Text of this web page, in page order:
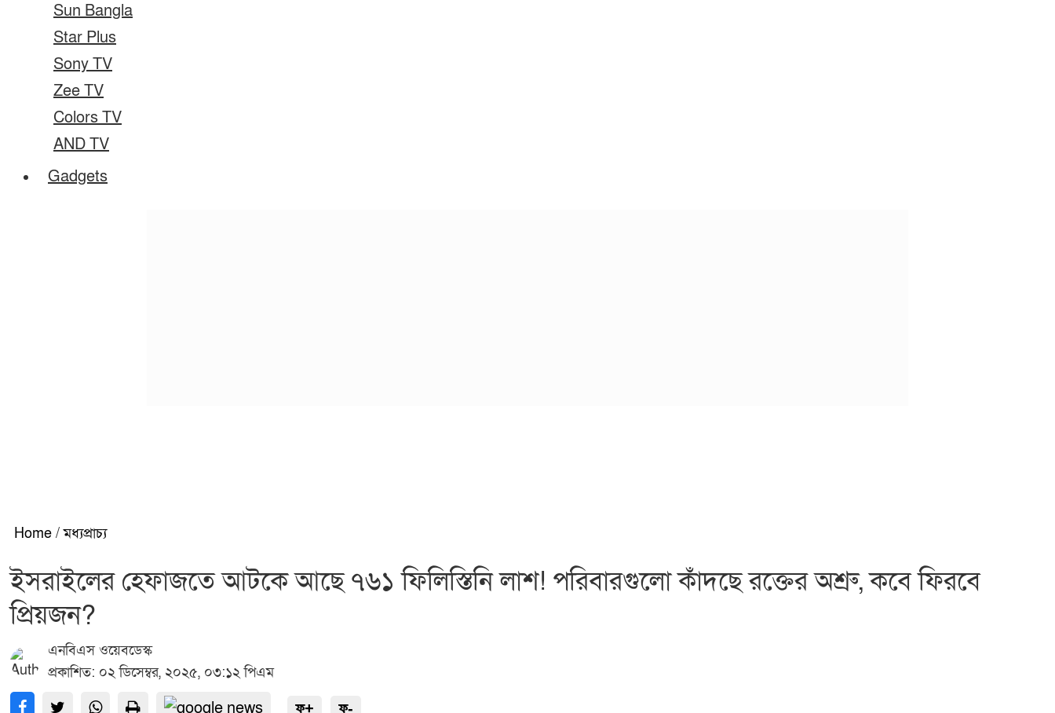
Sun Bangla
Star Plus
Sony TV
Zee TV
Colors TV
AND TV
Gadgets
Home / মধ্যপ্রাচ্য
ইসরাইলের হেফাজতে আটকে আছে ৭৬১ ফিলিস্তিনি লাশ! পরিবারগুলো কাঁদছে রক্তের অশ্রু, কবে ফিরবে
প্রিয়জন?
এনবিএস ওয়েবডেস্ক
প্রকাশিত: ০২ ডিসেম্বর, ২০২৫, ০৩:১২ পিএম
ফ+ ফ-